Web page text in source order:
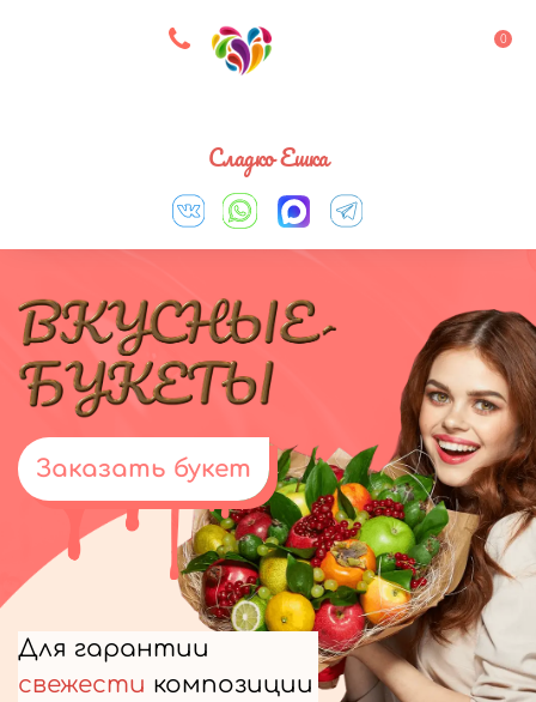
8 927 083 33 05 0
Сладко Ешка
Заказать букет
Для гарантии
свежести композиции